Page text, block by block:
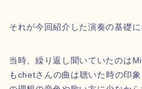
それが今回紹介した演奏の基礎に
当時、繰り返し聞いていたのは
もchetさんの曲は聴いた時の印